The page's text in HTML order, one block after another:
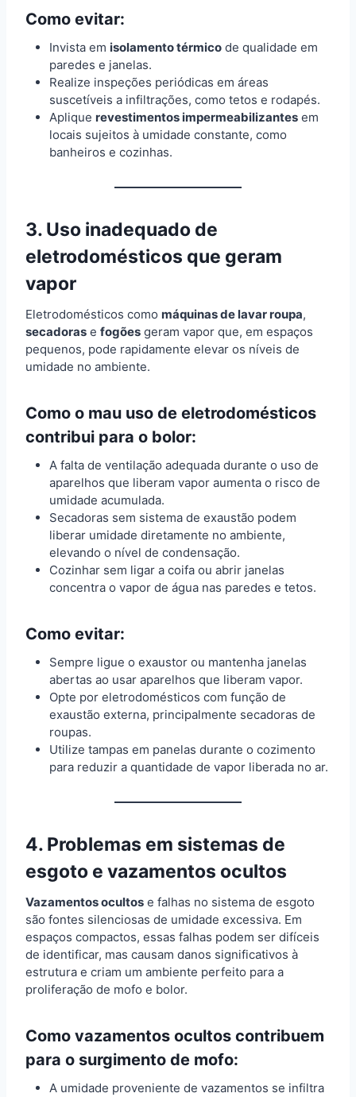
Como evitar:
Invista em isolamento térmico de qualidade em
paredes e janelas.
Realize inspeções periódicas em áreas
suscetíveis a infiltrações, como tetos e rodapés.
Aplique revestimentos impermeabilizantes em
locais sujeitos à umidade constante, como
banheiros e cozinhas.
3. Uso inadequado de
eletrodomésticos que geram
vapor
Eletrodomésticos como máquinas de lavar roupa,
secadoras e fogões geram vapor que, em espaços
pequenos, pode rapidamente elevar os níveis de
umidade no ambiente.
Como o mau uso de eletrodomésticos
contribui para o bolor:
A falta de ventilação adequada durante o uso de
aparelhos que liberam vapor aumenta o risco de
umidade acumulada.
Secadoras sem sistema de exaustão podem
liberar umidade diretamente no ambiente,
elevando o nível de condensação.
Cozinhar sem ligar a coifa ou abrir janelas
concentra o vapor de água nas paredes e tetos.
Como evitar:
Sempre ligue o exaustor ou mantenha janelas
abertas ao usar aparelhos que liberam vapor.
Opte por eletrodomésticos com função de
exaustão externa, principalmente secadoras de
roupas.
Utilize tampas em panelas durante o cozimento
para reduzir a quantidade de vapor liberada no ar.
4. Problemas em sistemas de
esgoto e vazamentos ocultos
Vazamentos ocultos e falhas no sistema de esgoto
são fontes silenciosas de umidade excessiva. Em
espaços compactos, essas falhas podem ser difíceis
de identificar, mas causam danos significativos à
estrutura e criam um ambiente perfeito para a
proliferação de mofo e bolor.
Como vazamentos ocultos contribuem
para o surgimento de mofo:
A umidade proveniente de vazamentos se infiltra